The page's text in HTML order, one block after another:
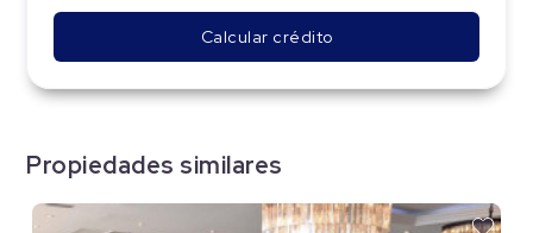
Calcular crédito
Propiedades similares